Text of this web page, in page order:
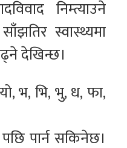
निम्त्याउने
स्वास्थ्यमा
देखिन्छ।
भ, भि, भु, ध, फा,
पछि पार्न सकिनेछ।